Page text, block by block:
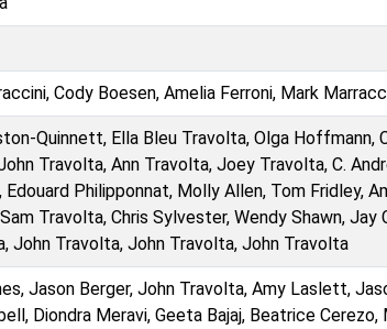
Cody Boesen, Amelia Ferroni, Mark
Quinnett, Ella Bleu Travolta, Olga Hoffmann,
Travolta, Ann Travolta, Joey Travolta, C.
Edouard Philipponnat, Molly Allen, Tom Fridley,
Travolta, Chris Sylvester, Wendy Shawn, Jay
John Travolta, John Travolta, John Travolta
Jason Berger, John Travolta, Amy Laslett,
Diondra Meravi, Geeta Bajaj, Beatrice Cerezo,